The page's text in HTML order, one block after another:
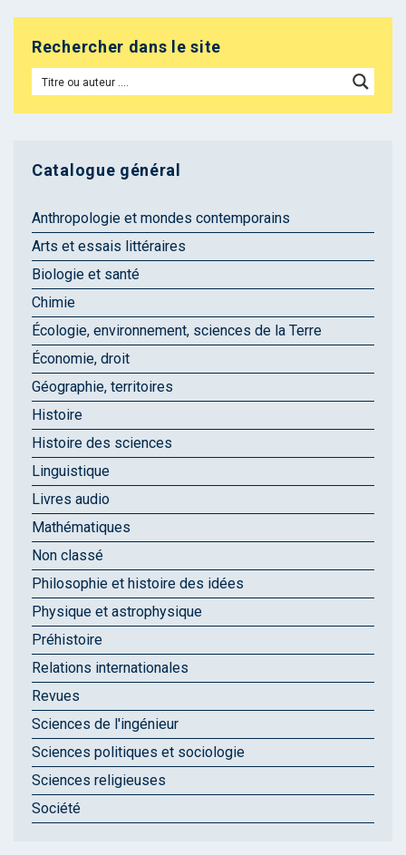
Rechercher dans le site
Catalogue général
Anthropologie et mondes contemporains
Arts et essais littéraires
Biologie et santé
Chimie
Écologie, environnement, sciences de la Terre
Économie, droit
Géographie, territoires
Histoire
Histoire des sciences
Linguistique
Livres audio
Mathématiques
Non classé
Philosophie et histoire des idées
Physique et astrophysique
Préhistoire
Relations internationales
Revues
Sciences de l'ingénieur
Sciences politiques et sociologie
Sciences religieuses
Société